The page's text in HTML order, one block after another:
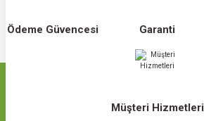
Ödeme Güvencesi Garanti
Müşteri Hizmetleri